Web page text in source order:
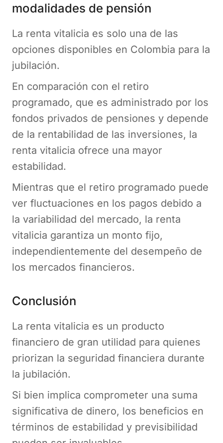
modalidades de pensión
La renta vitalicia es solo una de las
opciones disponibles en Colombia para la
jubilación.
En comparación con el retiro
programado, que es administrado por los
fondos privados de pensiones y depende
de la rentabilidad de las inversiones, la
renta vitalicia ofrece una mayor
estabilidad.
Mientras que el retiro programado puede
ver fluctuaciones en los pagos debido a
la variabilidad del mercado, la renta
vitalicia garantiza un monto fijo,
independientemente del desempeño de
los mercados financieros​.
Conclusión
La renta vitalicia es un producto
financiero de gran utilidad para quienes
priorizan la seguridad financiera durante
la jubilación.
Si bien implica comprometer una suma
significativa de dinero, los beneficios en
términos de estabilidad y previsibilidad